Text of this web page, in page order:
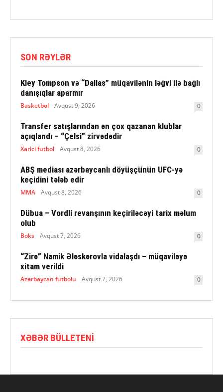
SON RƏYLƏR
Kley Tompson və “Dallas” müqavilənin ləğvi ilə bağlı
danışıqlar aparmır
Basketbol Avqust 9, 2026 0
Transfer satışlarından ən çox qazanan klublar
açıqlandı – “Çelsi” zirvədədir
Xarici futbol Avqust 8, 2026 0
ABŞ mediası azərbaycanlı döyüşçünün UFC-yə
keçidini tələb edir
MMA Avqust 8, 2026 0
Dübua – Vordli revanşının keçiriləcəyi tarix məlum
olub
Boks Avqust 7, 2026 0
“Zirə” Namik Ələskərovla vidalaşdı – müqaviləyə
xitam verildi
Azərbaycan futbolu Avqust 7, 2026 0
XƏBƏR BÜLLETENI